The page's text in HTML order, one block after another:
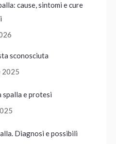
cause, sintomi e cure
sconosciuta
2025
e protesi
Diagnosi e possibili